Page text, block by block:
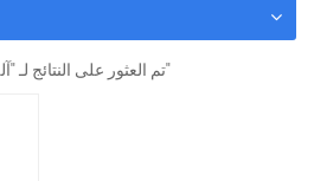
1 تم العثور على النتائج لـ "آلة قطع أسطح العمل الحجرية"